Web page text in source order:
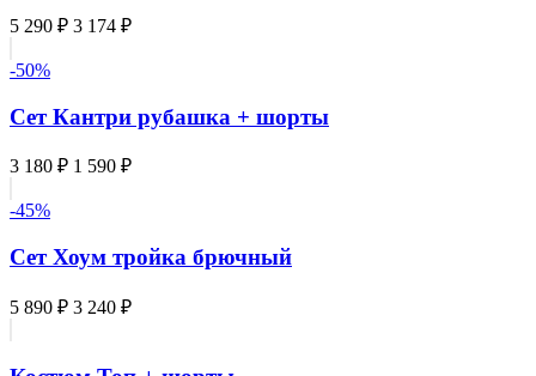
5 290 ₽ 3 174 ₽
-50%
Сет Кантри рубашка + шорты
3 180 ₽ 1 590 ₽
-45%
Сет Хоум тройка брючный
5 890 ₽ 3 240 ₽